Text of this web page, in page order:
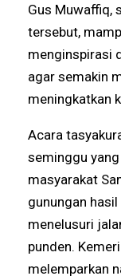
Gus Muwaffiq,
tersebut,
menginspirasi
agar semakin
meningkatkan
Acara
seminggu
masyarakat
gunungan
menelusuri
punden.
melemparkan